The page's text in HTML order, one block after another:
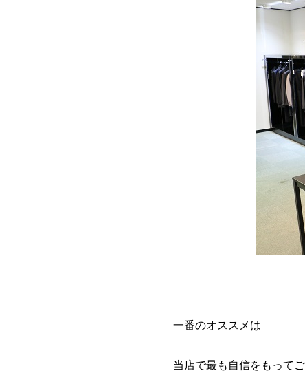
一番のオススメは
当店で最も自信をもって